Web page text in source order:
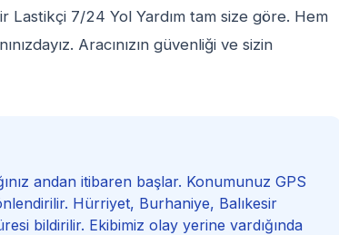
Lastikçi 7/24 Yol Yardım tam size göre. Hem
Aracınızın güvenliği ve sizin
andan itibaren başlar. Konumunuz GPS
Hürriyet, Burhaniye, Balıkesir
bildirilir. Ekibimiz olay yerine vardığında